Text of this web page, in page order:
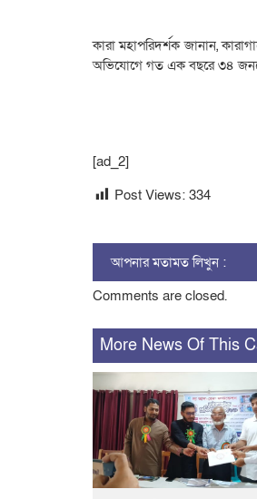
কারা মহাপরিদর্শক জানান,
অভিযোগে গত এক বছরে ৩৪ জনকে
[ad_2]
Post Views: 334
আপনার মতামত লিখুন :
Comments are closed.
More News Of This